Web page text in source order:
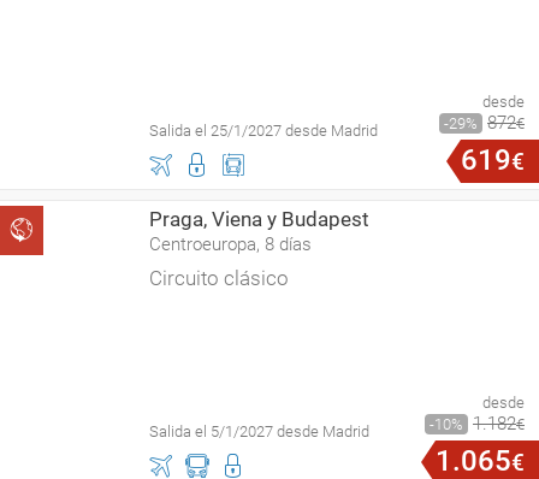
Salida el 25/1/2027 desde Madrid
desde
29
872€
619€
Praga, Viena y Budapest
Centroeuropa, 8 días
Circuito clásico
Salida el 5/1/2027 desde Madrid
desde
10
1.182€
1 .065€